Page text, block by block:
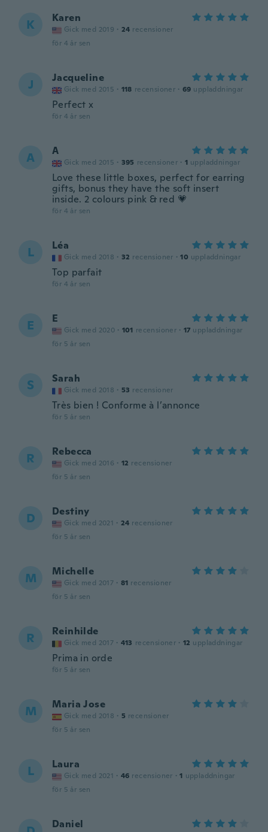
K Karen
Gick med 2019 · 24 recensioner
för 4 år sen
J Jacqueline
Gick med 2015 · 118 recensioner · 69 uppladdningar
Perfect x
för 4 år sen
A A
Gick med 2015 · 395 recensioner · 1 uppladdningar
Love these little boxes, perfect for earring
gifts, bonus they have the soft insert
inside. 2 colours pink & red 💗
för 4 år sen
L Léa
Gick med 2018 · 32 recensioner · 10 uppladdningar
Top parfait
för 4 år sen
E E
Gick med 2020 · 101 recensioner · 17 uppladdningar
för 5 år sen
S Sarah
Gick med 2018 · 53 recensioner
Très bien ! Conforme à l’annonce
för 5 år sen
R Rebecca
Gick med 2016 · 12 recensioner
för 5 år sen
D Destiny
Gick med 2021 · 24 recensioner
för 5 år sen
M Michelle
Gick med 2017 · 81 recensioner
för 5 år sen
R Reinhilde
Gick med 2017 · 413 recensioner · 12 uppladdningar
Prima in orde
för 5 år sen
M Maria Jose
Gick med 2018 · 5 recensioner
för 5 år sen
L Laura
Gick med 2021 · 46 recensioner · 1 uppladdningar
för 5 år sen
Daniel